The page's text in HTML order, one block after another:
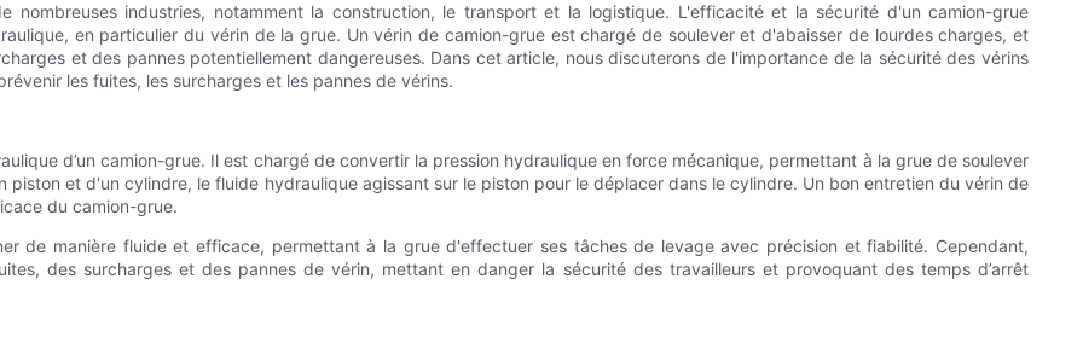
nombreuses industries, notamment la construction, le transport et la logistique. L'efficacité et la sécurité d'un camion-grue
en particulier du vérin de la grue. Un vérin de camion-grue est chargé de soulever et d'abaisser de lourdes charges, et
et des pannes potentiellement dangereuses. Dans cet article, nous discuterons de l'importance de la sécurité des vérins
les fuites, les surcharges et les pannes de vérins.
d’un camion-grue. Il est chargé de convertir la pression hydraulique en force mécanique, permettant à la grue de soulever
et d'un cylindre, le fluide hydraulique agissant sur le piston pour le déplacer dans le cylindre. Un bon entretien du vérin de
du camion-grue.
de manière fluide et efficace, permettant à la grue d'effectuer ses tâches de levage avec précision et fiabilité. Cependant,
des surcharges et des pannes de vérin, mettant en danger la sécurité des travailleurs et provoquant des temps d’arrêt